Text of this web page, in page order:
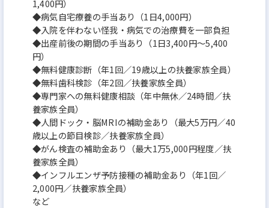
1,400円）
◆病気自宅療養の手当あり（1日4,000円）
◆入院を伴わない怪我・病気での治療費を一部負担
◆出産前後の期間の手当あり（1日3,400円～5,400
円）
◆無料健康診断（年1回／19歳以上の扶養家族全員）
◆無料歯科検診（年2回／扶養家族全員）
◆専門家への無料健康相談（年中無休／24時間／扶
養家族全員）
◆人間ドック・脳MRIの補助金あり（最大5万円／40
歳以上の節目検診／扶養家族全員）
◆がん検査の補助金あり（最大1万5,000円程度／扶
養家族全員）
◆インフルエンザ予防接種の補助金あり（年1回／
2,000円／扶養家族全員）
など